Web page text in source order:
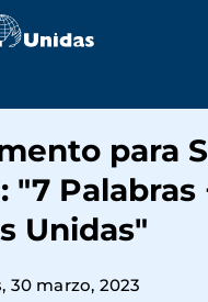
para
"7 Palabras
Unidas"
30 marzo, 2023